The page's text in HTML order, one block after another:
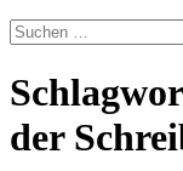
Suchen
nach:
der